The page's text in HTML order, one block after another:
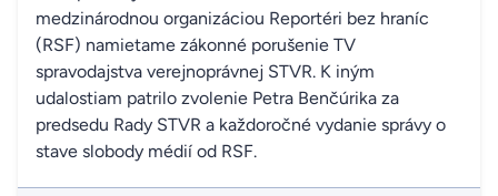
medzinárodnou organizáciou Reportéri bez hraníc
(RSF) namietame zákonné porušenie TV
spravodajstva verejnoprávnej STVR. K iným
udalostiam patrilo zvolenie Petra Benčúrika za
predsedu Rady STVR a každoročné vydanie správy o
stave slobody médií od RSF.